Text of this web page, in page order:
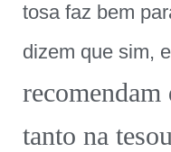
tosa faz bem
dizem que sim,
tanto na